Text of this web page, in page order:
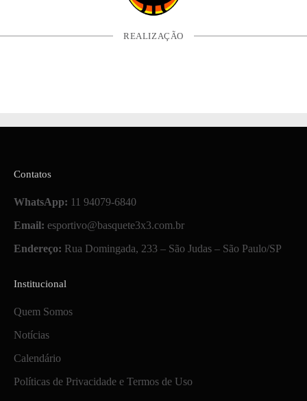
REALIZAÇÃO
Contatos
WhatsApp: 11 94079-6840
Email: esportivo@basquete3x3.com.br
Endereço: Rua Domingada, 233 – São Judas – São Paulo/SP
Institucional
Quem Somos
Notícias
Calendário
Políticas de Privacidade e Termos de Uso